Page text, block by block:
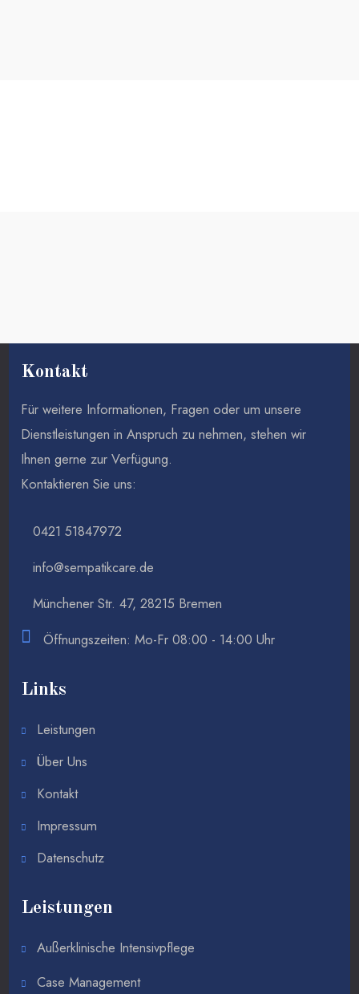
Kontakt
Für weitere Informationen, Fragen oder um unsere
Dienstleistungen in Anspruch zu nehmen, stehen wir
Ihnen gerne zur Verfügung.
Kontaktieren Sie uns:
0421 51847972
info@sempatikcare.de
Münchener Str. 47, 28215 Bremen
Öffnungszeiten: Mo-Fr 08:00 - 14:00 Uhr
Links
Leistungen
Über Uns
Kontakt
Impressum
Datenschutz
Leistungen
Außerklinische Intensivpflege
Case Management